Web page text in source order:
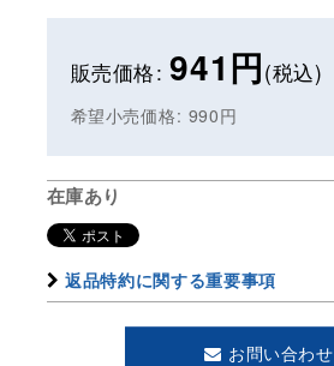
販売価格: 941円(税込)
希望小売価格: 990円
在庫あり
返品特約に関する重要事項
お問い合わせ